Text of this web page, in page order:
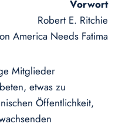
Vorwort
Robert E. Ritchie
America Needs Fatima
Mitglieder
etwas zu
Öffentlichkeit,